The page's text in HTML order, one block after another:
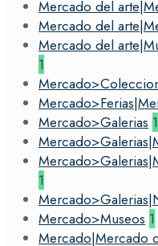
Mercado del
Mercado del
Mercado del
1
Mercado>Galerias 1
1
Mercado>Museos 1
Mercado|Mercado